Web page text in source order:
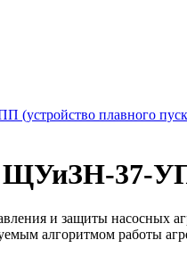
(устройство плавного
ЩУиЗН-37-
и защиты насосных
алгоритмом работы